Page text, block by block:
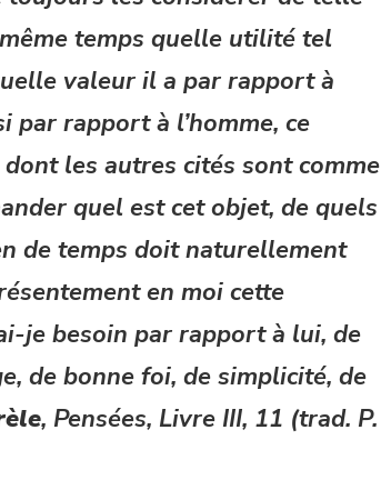
temps quelle utilité tel
valeur il a par rapport à
par rapport à l’homme, ce
les autres cités sont comme
quel est cet objet, de quels
de temps doit naturellement
en moi cette
je besoin par rapport à lui, de
de bonne foi, de simplicité, de
, Pensées, Livre III, 11 (trad. P.